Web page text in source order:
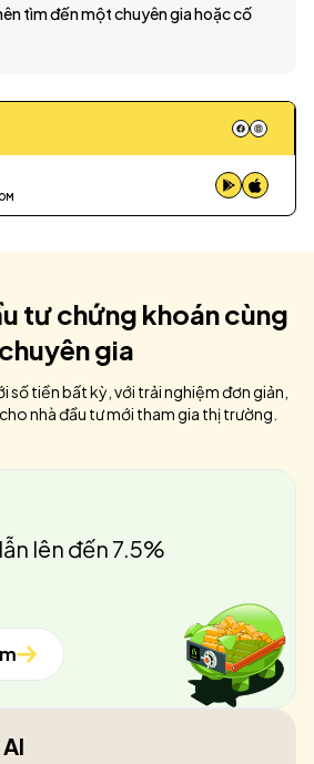
tìm đến một chuyên gia hoặc cố
tư chứng khoán cùng
chuyên gia
số tiền bất kỳ, với trải nghiệm đơn giản,
nhà đầu tư mới tham gia thị trường.
lên đến 7.5%